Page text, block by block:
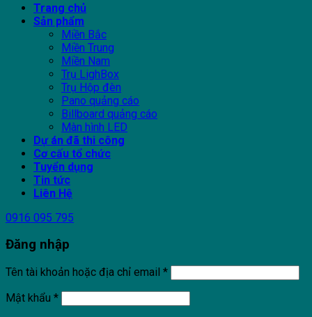
Trang chủ
Sản phẩm
Miền Bắc
Miền Trung
Miền Nam
Trụ LighBox
Trụ Hộp đèn
Pano quảng cáo
Billboard quảng cáo
Màn hình LED
Dự án đã thi công
Cơ cấu tổ chức
Tuyển dụng
Tin tức
Liên Hệ
0916 095 795
Đăng nhập
Tên tài khoản hoặc địa chỉ email *
Mật khẩu *